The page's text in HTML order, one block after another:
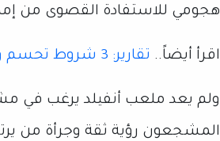
هجومي للاستفادة القصوى من
اقرأ أيضاً.. تقارير: 3 شروط تحسم وجهة محمد صلاح القادمة
ولم يعد ملعب أنفيلد يرغب في
المشجعون رؤية ثقة وجرأة من